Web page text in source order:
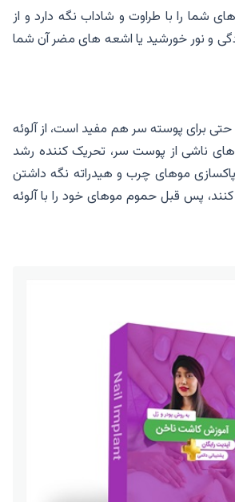
شما را با طراوت و شاداب نگه دارد و از
و نور خورشید یا اشعه های مضر آن شما
حتی برای پوسته سر هم مفید است، از آلوئه
های ناشی از پوست سر، تحریک کننده رشد
موهای چرب و هیدراته نگه داشتن
پس قبل حموم موهای خود را با آلوئه